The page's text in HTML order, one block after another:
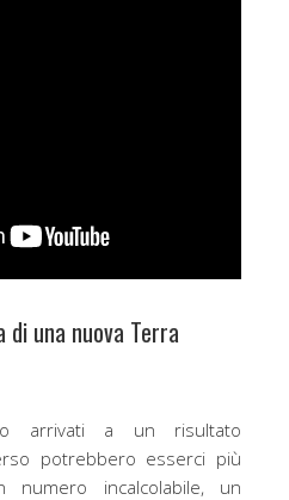
una nuova Terra
arrivati a un risultato
potrebbero esserci più
incalcolabile, un